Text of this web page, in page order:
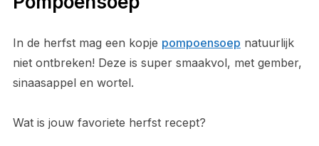
In de herfst mag een kopje pompoensoep natuurlijk
niet ontbreken! Deze is super smaakvol, met gember,
sinaasappel en wortel.
Wat is jouw favoriete herfst recept?